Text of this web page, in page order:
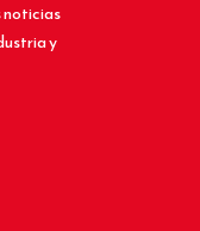
noticias
y